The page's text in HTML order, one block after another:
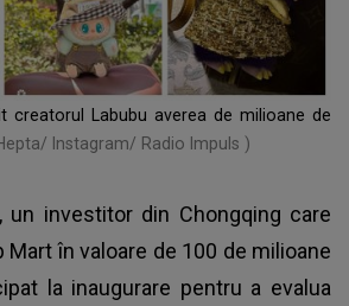
creatorul Labubu averea de milioane de
Instagram/ Radio Impuls )
un investitor din Chongqing care
Mart în valoare de 100 de milioane
la inaugurare pentru a evalua